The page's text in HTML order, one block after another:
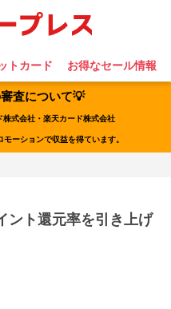
トカード お得なセール情報
査について💡
式会社・楽天カード株式会社
ーションで収益を得ています。
ント還元率を引き上げ